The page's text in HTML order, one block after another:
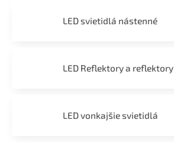
LED svietidlá nástenné
LED Reflektory a
LED vonkajšie svietidlá